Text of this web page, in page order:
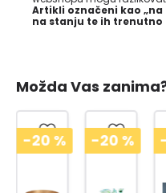
Artikli označeni kao
na stanju te ih
Možda Vas
-20 % -20 %